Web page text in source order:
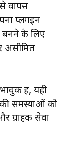
वापस
प्लगइन
बनने के लिए
असीमित
हैं, यही
समस्याओं को
ग्राहक सेवा